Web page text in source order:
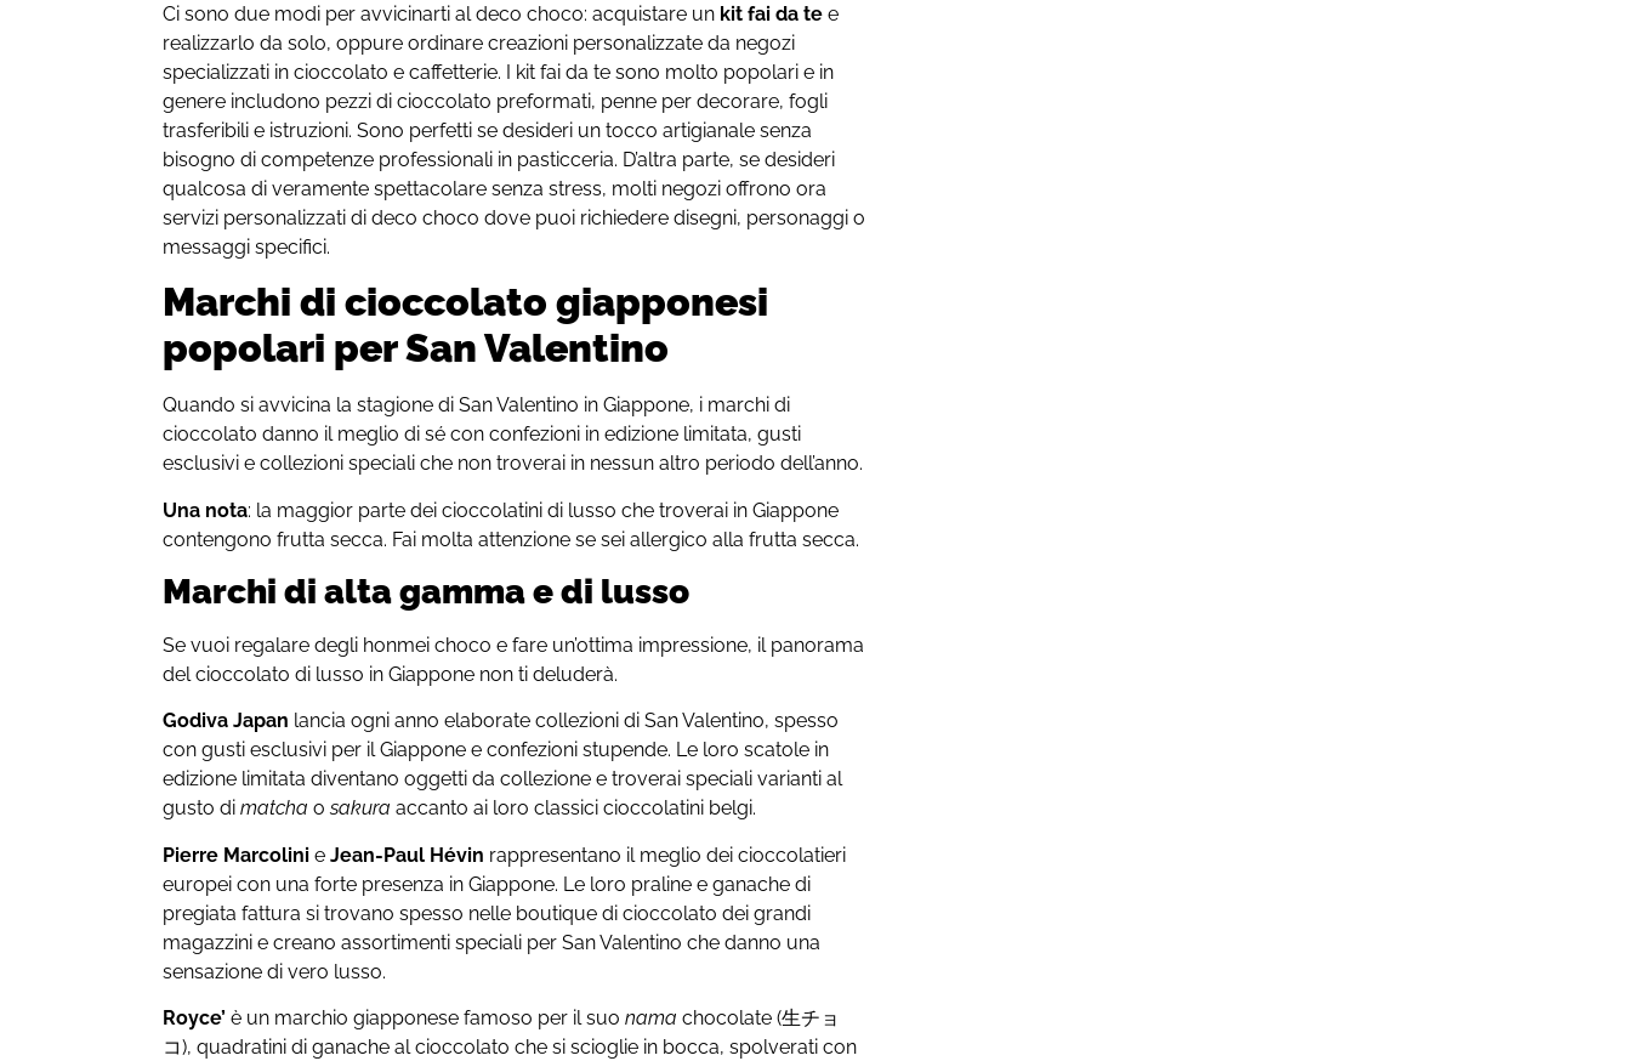
Ci sono due modi per avvicinarti al deco choco: acquistare un kit fai da te e
realizzarlo da solo, oppure ordinare creazioni personalizzate da negozi
specializzati in cioccolato e caffetterie. I kit fai da te sono molto popolari e in
genere includono pezzi di cioccolato preformati, penne per decorare, fogli
trasferibili e istruzioni. Sono perfetti se desideri un tocco artigianale senza
bisogno di competenze professionali in pasticceria. D’altra parte, se desideri
qualcosa di veramente spettacolare senza stress, molti negozi offrono ora
servizi personalizzati di deco choco dove puoi richiedere disegni, personaggi o
messaggi specifici.
Marchi di cioccolato giapponesi
popolari per San Valentino
Quando si avvicina la stagione di San Valentino in Giappone, i marchi di
cioccolato danno il meglio di sé con confezioni in edizione limitata, gusti
esclusivi e collezioni speciali che non troverai in nessun altro periodo dell’anno.
Una nota: la maggior parte dei cioccolatini di lusso che troverai in Giappone
contengono frutta secca. Fai molta attenzione se sei allergico alla frutta secca.
Marchi di alta gamma e di lusso
Se vuoi regalare degli honmei choco e fare un’ottima impressione, il panorama
del cioccolato di lusso in Giappone non ti deluderà.
Godiva Japan lancia ogni anno elaborate collezioni di San Valentino, spesso
con gusti esclusivi per il Giappone e confezioni stupende. Le loro scatole in
edizione limitata diventano oggetti da collezione e troverai speciali varianti al
gusto dimatcha osakura accanto ai loro classici cioccolatini belgi.
Pierre MarcolinieJean-Paul Hévin rappresentano il meglio dei cioccolatieri
europei con una forte presenza in Giappone. Le loro praline e ganache di
pregiata fattura si trovano spesso nelle boutique di cioccolato dei grandi
magazzini e creano assortimenti speciali per San Valentino che danno una
sensazione di vero lusso.
Royce’è un marchio giapponese famoso per il suonama chocolate (生チョ
コ), quadratini di ganache al cioccolato che si scioglie in bocca, spolverati con